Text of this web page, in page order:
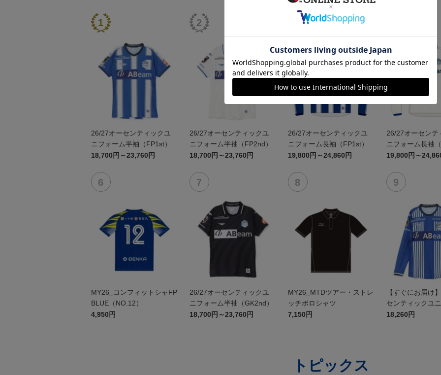
26/27オーセンティックユ
ニフォーム半袖（FP1st）
18,700円～23,760円
26/27オーセンティックユ
ニフォーム半袖（FP2nd）
18,700円～23,760円
26/27オーセンティックユ
ニフォーム長袖（FP1st）
19,800円～24,860円
26/27オーセンテ
ニフォーム長袖
19,800円～
MY26_コンフィットシャFP
BLUE（NO.12）
4,950円
26/27オーセンティックユ
ニフォーム半袖（GK2nd）
18,700円～23,760円
MY26_MTDツアー・ストレ
ッチポロシャツ
7,150円
【すぐにお届け
センティックユ
FP1st（長袖）
18,260円
トピックス